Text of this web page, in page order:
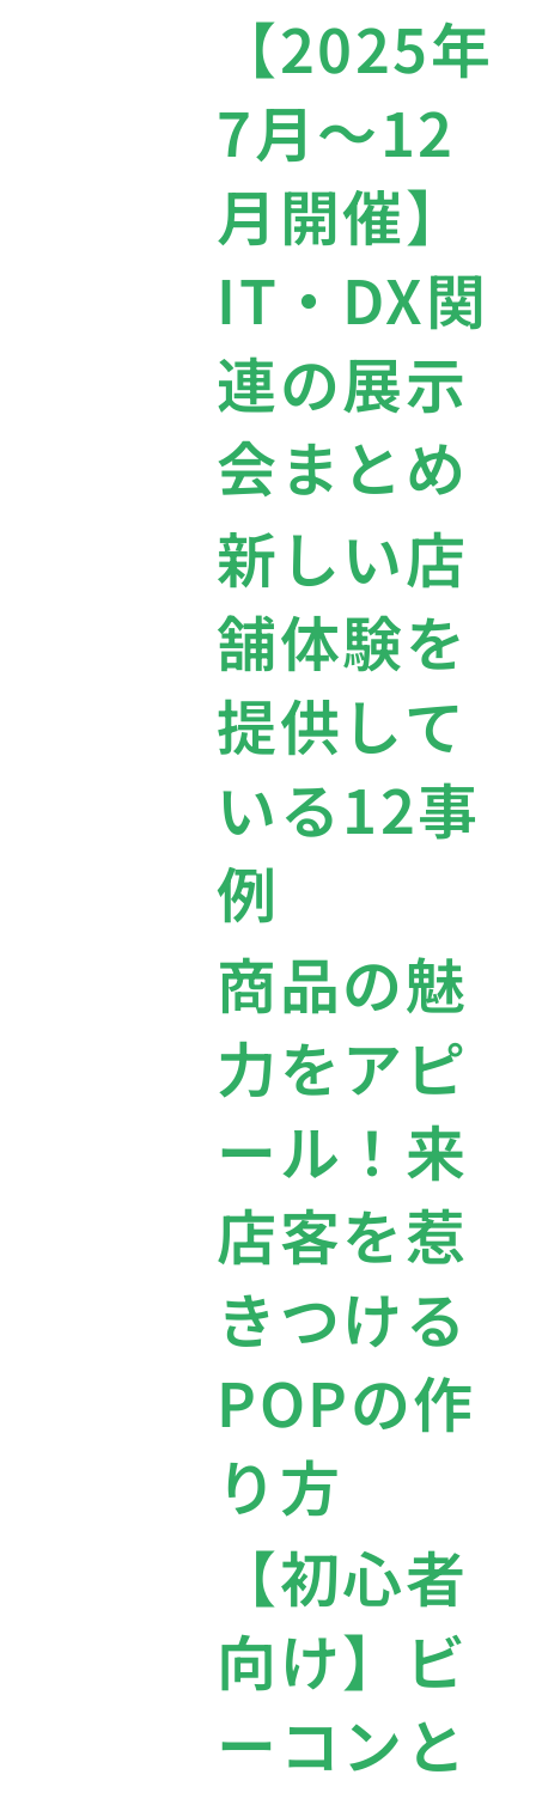
【2025年
7月〜12
月開催】
IT・DX関
連の展示
会まとめ
新しい店
舗体験を
提供して
いる12事
例
商品の魅
力をアピ
ール！来
店客を惹
きつける
POPの作
り方
【初心者
向け】ビ
ーコンと